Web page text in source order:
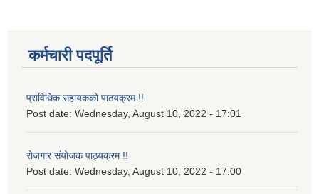
कर्मचारी पदपूर्ति
प्राविधिक सहायकको पाठयक्रम !!
Post date: Wednesday, August 10, 2022 - 17:01
रोजगार संयोजक पाठ्यक्रम !!
Post date: Wednesday, August 10, 2022 - 17:00